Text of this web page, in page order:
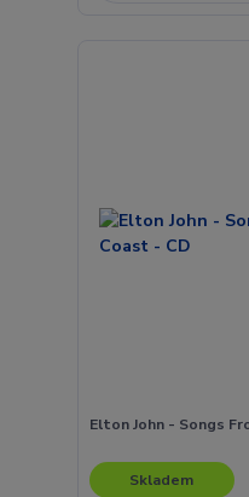
Elton John - Songs
Skladem